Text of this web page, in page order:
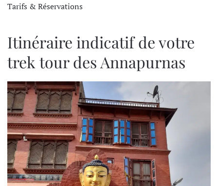
Tarifs & Réservations
Itinéraire indicatif de votre
trek tour des Annapurnas